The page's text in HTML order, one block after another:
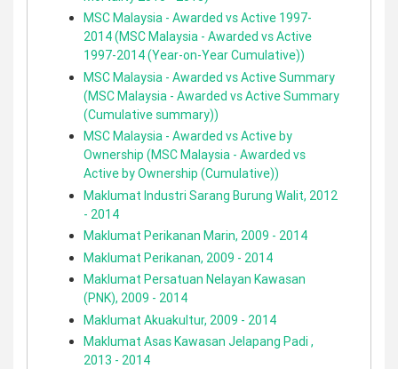
MSC Malaysia - Awarded vs Active 1997-
2014 (MSC Malaysia - Awarded vs Active
1997-2014 (Year-on-Year Cumulative))
MSC Malaysia - Awarded vs Active Summary
(MSC Malaysia - Awarded vs Active Summary
(Cumulative summary))
MSC Malaysia - Awarded vs Active by
Ownership (MSC Malaysia - Awarded vs
Active by Ownership (Cumulative))
Maklumat Industri Sarang Burung Walit, 2012
- 2014
Maklumat Perikanan Marin, 2009 - 2014
Maklumat Perikanan, 2009 - 2014
Maklumat Persatuan Nelayan Kawasan
(PNK), 2009 - 2014
Maklumat Akuakultur, 2009 - 2014
Maklumat Asas Kawasan Jelapang Padi ,
2013 - 2014